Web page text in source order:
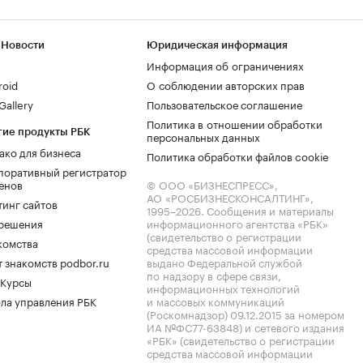
продукты РБК
для бизнеса
регистратор
сайтов
знакомств podbor.ru
управления РБК
Юридическая информация
Информация об ограничениях
О соблюдении авторских прав
Пользовательское соглашение
Политика в отношении обработки
персональных данных
Политика обработки файлов cookie
© ООО «БИЗНЕСПРЕСС»,
АО «РОСБИЗНЕСКОНСАЛТИНГ»,
1995–2026. Сообщения и материалы
информационного агентства «РБК»
(свидетельство о регистрации
средства массовой информации
выдано Федеральной службой
по надзору в сфере связи,
информационных технологий
и массовых коммуникаций
(Роскомнадзор) 09.12.2015 за номером
ИА №ФС77-63848) и сетевого издания
«РБК» (свидетельство о регистрации
средства массовой информации